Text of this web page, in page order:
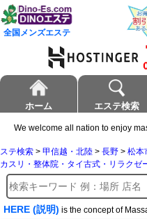
全国メンズエステ
ホーム エステ検索
We welcome all nation to enjoy
ステ検索 > 甲信越・北陸 > 長野 > 松本
カスリ・整体院・タイ古式・リラクゼ
HERE (説明) is the concept of